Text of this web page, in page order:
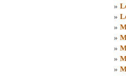
»
»
»
»
»
»
»